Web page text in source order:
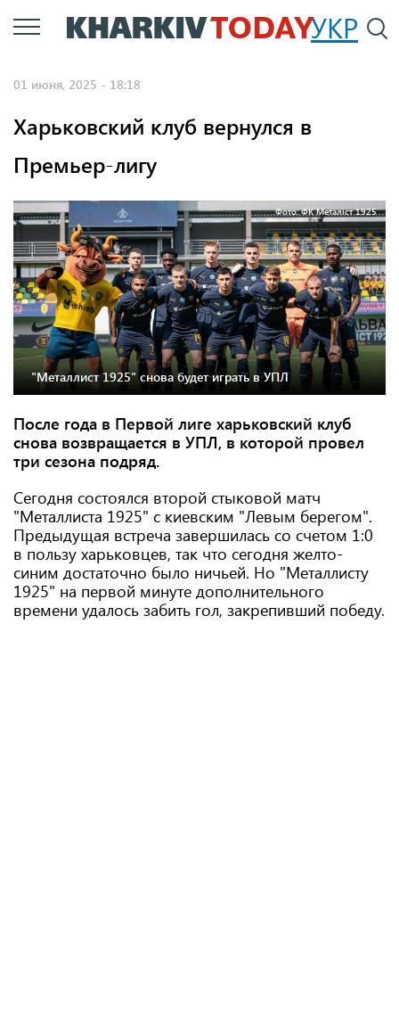
Перейти
к
УКР
01 июня, 2025 - 18:18
Харьковский клуб вернулся в
Премьер-лигу
Фото: ФК Металіст 1925
"Металлист 1925" снова будет играть в УПЛ
После года в Первой лиге харьковский клуб
снова возвращается в УПЛ, в которой провел
три сезона подряд.
Сегодня состоялся второй стыковой матч
"Металлиста 1925" с киевским "Левым берегом".
Предыдущая встреча завершилась со счетом 1:0
в пользу харьковцев, так что сегодня желто-
синим достаточно было ничьей. Но "Металлисту
1925" на первой минуте дополнительного
времени удалось забить гол, закрепивший победу.